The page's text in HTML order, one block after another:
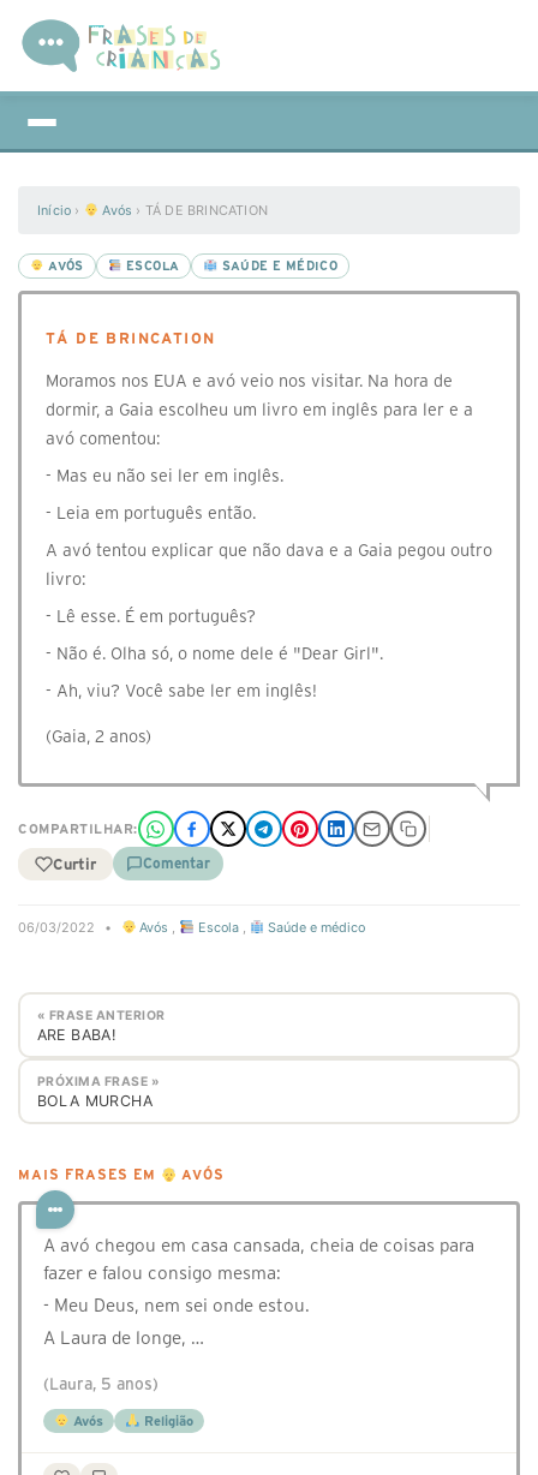
Início › Avós › TÁ DE BRINCATION
AVÓS ESCOLA SAÚDE E MÉDICO
TÁ DE BRINCATION
Moramos nos EUA e avó veio nos visitar. Na hora de
dormir, a Gaia escolheu um livro em inglês para ler e a
avó comentou:
- Mas eu não sei ler em inglês.
- Leia em português então.
A avó tentou explicar que não dava e a Gaia pegou outro
livro:
- Lê esse. É em português?
- Não é. Olha só, o nome dele é "Dear Girl".
- Ah, viu? Você sabe ler em inglês!
(Gaia, 2 anos)
COMPARTILHAR:
Curtir Comentar
06/03/2022 • Avós , Escola, Saúde e médico
« FRASE ANTERIOR
ARE BABA!
PRÓXIMA FRASE »
BOLA MURCHA
MAIS FRASES EM AVÓS
A avó chegou em casa cansada, cheia de coisas para
fazer e falou consigo mesma:
- Meu Deus, nem sei onde estou.
A Laura de longe, …
(Laura, 5 anos)
Avós Religião